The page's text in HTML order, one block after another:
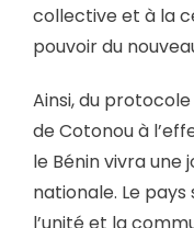
collective et à la
pouvoir du
Ainsi, du
de Cotonou à
le Bénin vivra
nationale. Le